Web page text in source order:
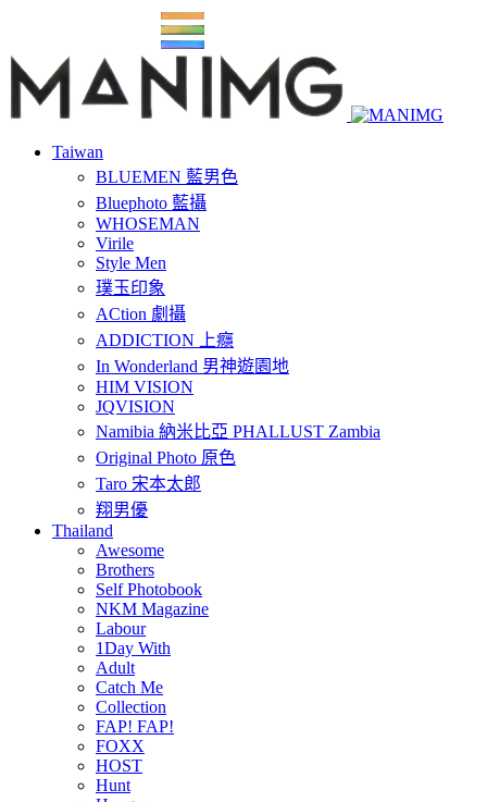
Taiwan
BLUEMEN 藍男色
Bluephoto 藍攝
WHOSEMAN
Virile
Style Men
璞玉印象
ACtion 劇攝
ADDICTION 上癮
In Wonderland 男神遊園地
HIM VISION
JQVISION
Namibia 納米比亞 PHALLUST Zambia
Original Photo 原色
Taro 宋本太郎
翔男優
Thailand
Awesome
Brothers
Self Photobook
NKM Magazine
Labour
1Day With
Adult
Catch Me
Collection
FAP! FAP!
FOXX
HOST
Hunt